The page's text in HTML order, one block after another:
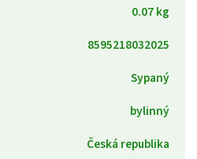
0.07 kg
8595218032025
Sypaný
bylinný
Česká republika